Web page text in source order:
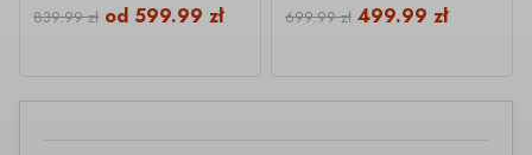
839.99zł od 599.99zł 699.99zł 499.99zł